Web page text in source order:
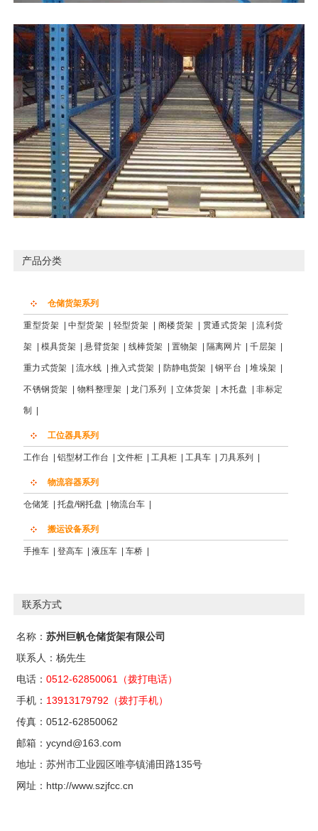
产品分类
仓储货架系列
重型货架 |中型货架 轻型货架 阁楼货架 贯通式货架 |流利货
架 |模具货架|悬臂货架 线棒货架 置物架 隔离网片|千层架|
重力式货架 流水线 |推入式货架 防静电货架 |钢平台 |堆垛架|
不锈钢货架 物料整理架 |龙门系列 立体货架 木托盘 |非标定
制
工位器具系列
工作台 |铝型材工作台 |文件柜 |工具柜 |工具车 刀具系列
物流容器系列
仓储笼 |托盘/钢托盘 |物流台车
搬运设备系列
手推车 |登高车 |液压车 |车桥
联系方式
名称：苏州巨帆仓储货架有限公司
联系人：杨先生
电话：0512-62850061（拨打电话）
手机： 13913179792（拨打手机）
传真：0512-62850062
邮箱：ycynd@163.com
地址：苏州市工业园区唯亭镇浦田路135号
网址：http://www.szjfcc.cn